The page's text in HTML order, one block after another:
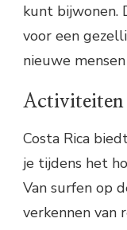
kunt bijwonen.
voor een
nieuwe
Activiteiten
Costa Rica
je tijdens het
Van surfen op
verkennen van